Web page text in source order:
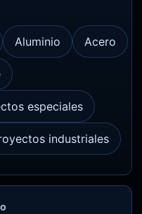
Aluminio Acero
especiales
industriales